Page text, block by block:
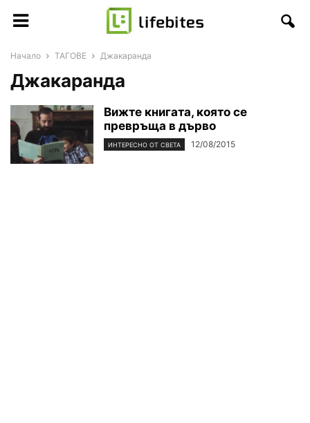
Начало ТАГОВЕ Джакаранда
Джакаранда
Вижте книгата, която се
превръща в дърво
ИНТЕРЕСНО ОТ СВЕТА 12/08/2015